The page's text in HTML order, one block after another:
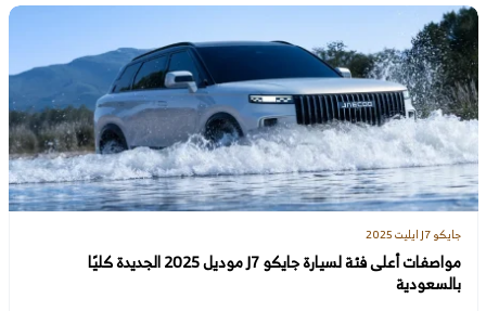
جايكو J7 ايليت 2025
مواصفات أعلى فئة لسيارة جايكو J7 موديل 2025 الجديدة كليًا
بالسعودية